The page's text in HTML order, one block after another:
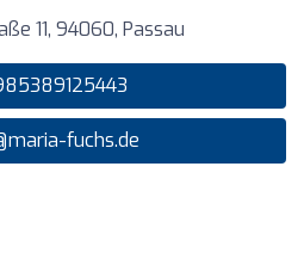
11, 94060, Passau
fuchs.de